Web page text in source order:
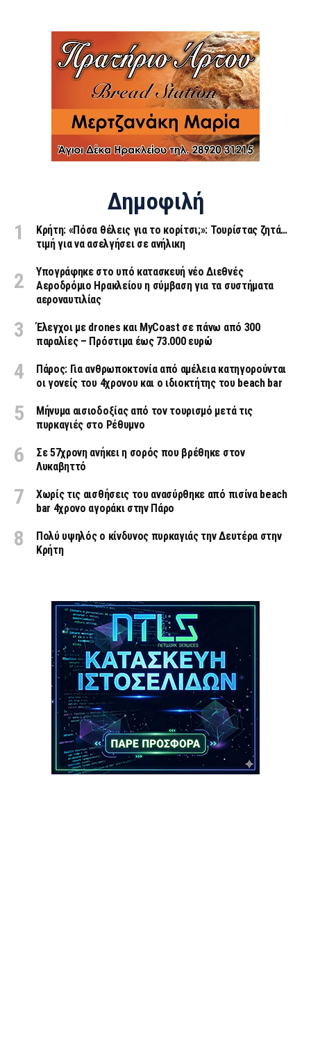
Δημοφιλή
Κρήτη: «Πόσα θέλεις για το κορίτσι;»: Τουρίστας ζητά…
τιμή για να ασελγήσει σε ανήλικη
Υπογράφηκε στο υπό κατασκευή νέο Διεθνές
Αεροδρόμιο Ηρακλείου η σύμβαση για τα συστήματα
αεροναυτιλίας
Έλεγχοι με drones και MyCoast σε πάνω από 300
παραλίες – Πρόστιμα έως 73.000 ευρώ
Πάρος: Για ανθρωποκτονία από αμέλεια κατηγορούνται
οι γονείς του 4χρονου και ο ιδιοκτήτης του beach bar
Μήνυμα αισιοδοξίας από τον τουρισμό μετά τις
πυρκαγιές στο Ρέθυμνο
Σε 57χρονη ανήκει η σορός που βρέθηκε στον
Λυκαβηττό
Χωρίς τις αισθήσεις του ανασύρθηκε από πισίνα beach
bar 4χρονο αγοράκι στην Πάρο
Πολύ υψηλός ο κίνδυνος πυρκαγιάς την Δευτέρα στην
Κρήτη